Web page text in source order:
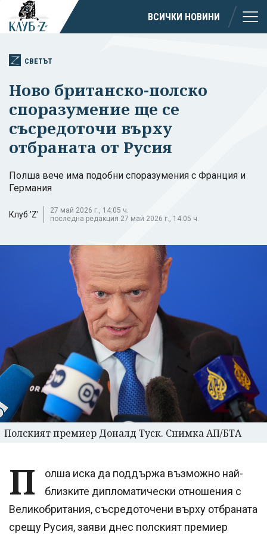
ВСИЧКИ НОВИНИ
СВЕТЪТ
Ново британско-полско
споразумение ще се
съсредоточи върху
отбраната от Русия
Полша вече има подобни споразумения с Франция и
Германия
Клуб 'Z'
27 май 2026 г., 14:05 ч.
последна редакция 27 май 2026 г., 14:05 ч.
Полският премиер Доналд Туск. Снимка АП/БТА
П
олша иска да поддържа възможно най-
близките дипломатически отношения с
Великобритания, съсредоточени върху отбраната
срещу Русия, заяви днес полският премиер